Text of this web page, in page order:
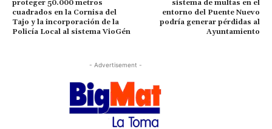
proteger 50.000 metros
cuadrados en la Cornisa del
Tajo y la incorporación de la
Policía Local al sistema VioGén
sistema de multas en el
entorno del Puente Nuevo
podría generar pérdidas al
Ayuntamiento
- Advertisement -